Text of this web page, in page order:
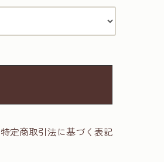
特定商取引法に基づく表記